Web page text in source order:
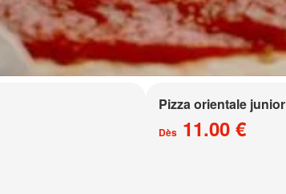
Pizza orientale junior
Dès 11.00 €